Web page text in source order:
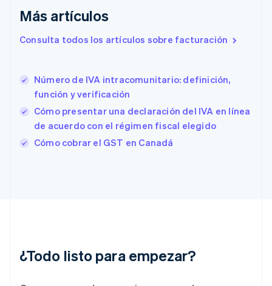
Más artículos
Consulta todos los artículos sobre facturación
Número de IVA intracomunitario: definición,
función y verificación
Cómo presentar una declaración del IVA en línea
de acuerdo con el régimen fiscal elegido
Cómo cobrar el GST en Canadá
¿Todo listo para empezar?
English
Eslovaquia
España
EspañolEnglish
Estados Unidos
English Español 简体中文
English
Hungría